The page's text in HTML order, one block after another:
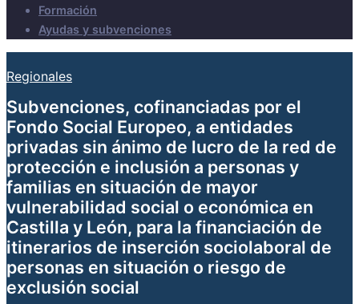
Formación
Ayudas y subvenciones
Regionales
Subvenciones, cofinanciadas por el
Fondo Social Europeo, a entidades
privadas sin ánimo de lucro de la red de
protección e inclusión a personas y
familias en situación de mayor
vulnerabilidad social o económica en
Castilla y León, para la financiación de
itinerarios de inserción sociolaboral de
personas en situación o riesgo de
exclusión social